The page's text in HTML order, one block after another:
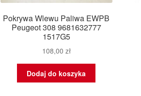
Pokrywa Wlewu Paliwa EWPB
Peugeot 308 9681632777
1517G5
108,00 zł
Dodaj do koszyka